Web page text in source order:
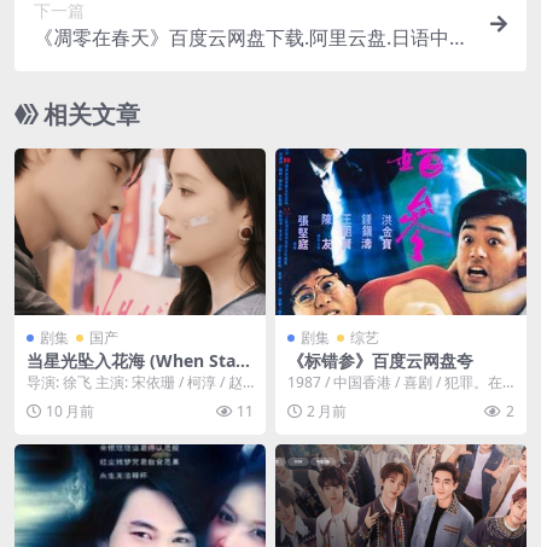
下一篇
《凋零在春天》百度云网盘下载.阿里云盘.日语中
相关文章
剧集 国产
当星光坠入花海 (When Starli
ght Falls into the Sea of Fl
owers) – 2025 – 短剧/爱情 –
夸克网盘/百度网盘免费下载
流明星，在隐匿身份期间，与
一位坚韧的乡村花艺师相遇，
两人在花海中相互治愈，重拾
梦想。🌸｜ CN
导演: 徐飞 主演: 宋依珊 / 柯淳 / 赵
子络 / 王斌光年 / 禹荷 / ...
10 月前 11
剧集 综艺
《标错参》百度云网盘夸
1987 / 中国香港 / 喜剧 / 犯罪。在
一家珠宝贸易公司工作的肥丁（洪
金宝...2 月前 2